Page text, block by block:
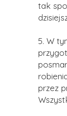
tak
5. W
przez